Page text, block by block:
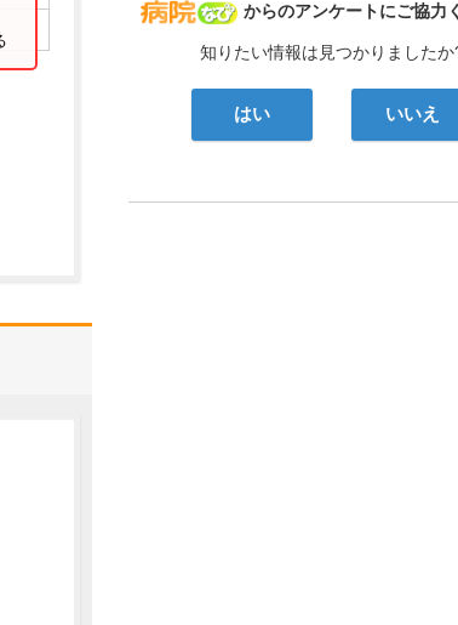
病院なび
からのアンケートにご協力
知りたい情報は見つかりましたか
はい いいえ